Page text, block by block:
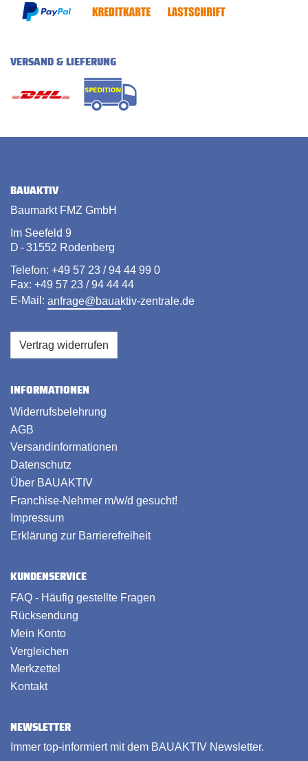
VERSAND & LIEFERUNG
BAUAKTIV
Baumarkt FMZ GmbH
Im Seefeld 9
D - 31552 Rodenberg
Telefon: +49 57 23 / 94 44 99 0
Fax: +49 57 23 / 94 44 44
E-Mail: anfrage@bauaktiv-zentrale.de
Vertrag widerrufen
INFORMATIONEN
Widerrufsbelehrung
AGB
Versandinformationen
Datenschutz
Über BAUAKTIV
Franchise-Nehmer m/w/d gesucht!
Impressum
Erklärung zur Barrierefreiheit
KUNDENSERVICE
FAQ - Häufig gestellte Fragen
Rücksendung
Mein Konto
Vergleichen
Merkzettel
Kontakt
NEWSLETTER
Immer top-informiert mit dem BAUAKTIV Newsletter.